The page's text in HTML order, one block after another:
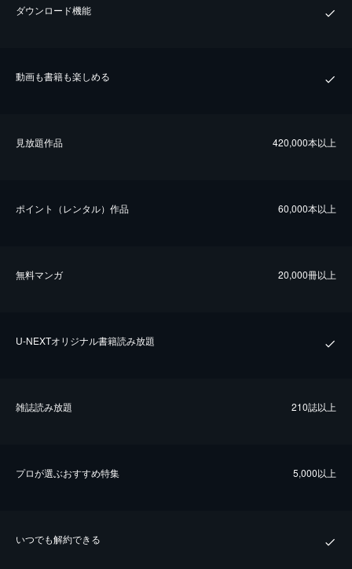
ダウンロード機能
動画も書籍も楽しめる
⾒放題作品 420,000本以上
ポイント（レンタル）作品 60,000本以上
無料マンガ 20,000冊以上
U-NEXTオリジナル書籍読み放題
雑誌読み放題 210誌以上
プロが選ぶおすすめ特集 5,000以上
いつでも解約できる